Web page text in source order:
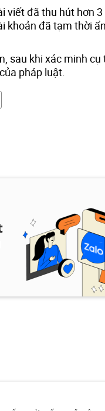
viết đã thu hút hơn
khoản đã tạm thời
sau khi xác minh cụ
pháp luật.